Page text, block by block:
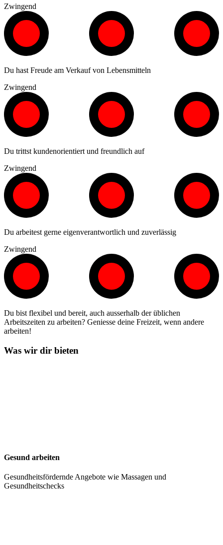
Zwingend
Du hast Freude am Verkauf von Lebensmitteln
Zwingend
Du trittst kundenorientiert und freundlich auf
Zwingend
Du arbeitest gerne eigenverantwortlich und zuverlässig
Zwingend
Du bist flexibel und bereit, auch ausserhalb der üblichen
Arbeitszeiten zu arbeiten? Geniesse deine Freizeit, wenn andere
arbeiten!
Was wir dir bieten
Gesund arbeiten
Gesundheitsfördernde Angebote wie Massagen und
Gesundheitschecks